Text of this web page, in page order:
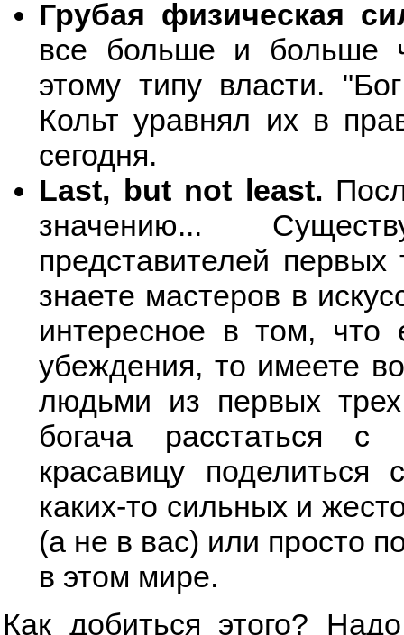
Грубая физическая
все больше и больше
этому типу власти.
Кольт уравнял их в
сегодня.
Last, but not least.
значению...
представителей
знаете мастеров в
интересное в том, что
убеждения, то имеете
людьми из первых
богача расстаться с
красавицу
каких-то сильных и
(а не в вас) или просто
в этом мире.
Как добиться этого?